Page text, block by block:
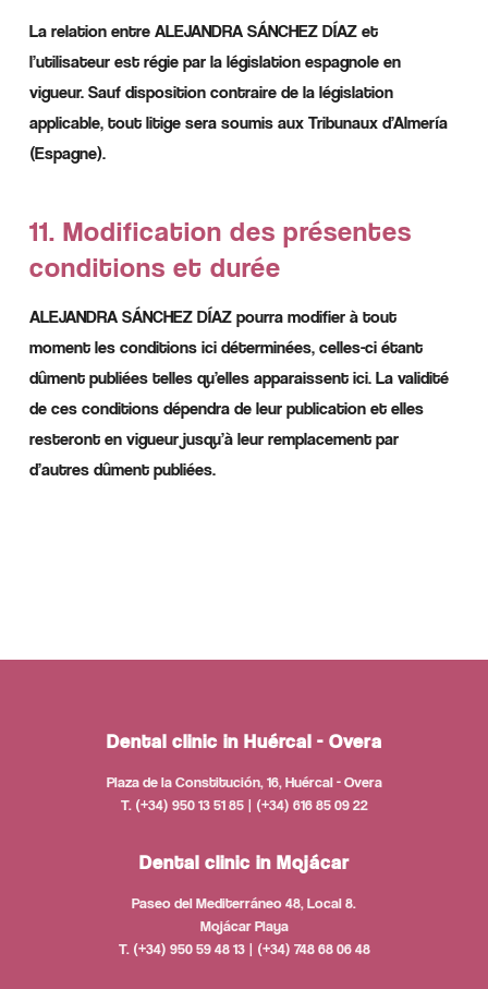
La relation entre ALEJANDRA SÁNCHEZ DÍAZ et
l’utilisateur est régie par la législation espagnole en
vigueur. Sauf disposition contraire de la législation
applicable, tout litige sera soumis aux Tribunaux d’Almería
(Espagne).
11. Modification des présentes
conditions et durée
ALEJANDRA SÁNCHEZ DÍAZ pourra modifier à tout
moment les conditions ici déterminées, celles-ci étant
dûment publiées telles qu’elles apparaissent ici. La validité
de ces conditions dépendra de leur publication et elles
resteront en vigueur jusqu’à leur remplacement par
d’autres dûment publiées.
Dental clinic in Huércal - Overa
Plaza de la Constitución, 16, Huércal - Overa
T. (+34) 950 13 51 85 | (+34) 616 85 09 22
Dental clinic in Mojácar
Paseo del Mediterráneo 48, Local 8.
Mojácar Playa
T. (+34) 950 59 48 13 | (+34) 748 68 06 48